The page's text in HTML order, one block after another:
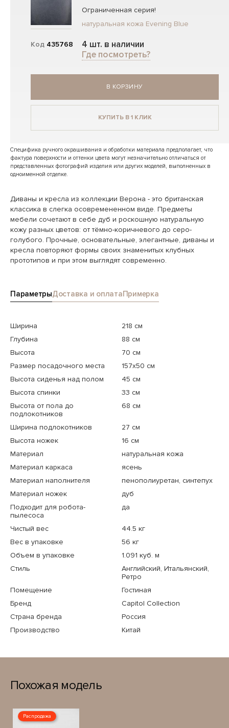
Код 435768
Ограниченная серия!
натуральная кожа Evening Blue
4 шт. в наличии
Где посмотреть?
В КОРЗИНУ
КУПИТЬ В 1 КЛИК
Специфика ручного окрашивания и обработки материала предполагает, что
фактура поверхности и оттенки цвета могут незначительно отличаться от
представленных фотографий изделия или других моделей, выполненных в
одноименной отделке.
Диваны и кресла из коллекции Верона - это британская
классика в слегка осовремененном виде. Предметы
мебели сочетают в себе дуб и роскошную натуральную
кожу разных цветов: от тёмно-коричневого до серо-
голубого. Прочные, основательные, элегантные, диваны и
кресла повторяют формы своих знаменитых клубных
прототипов и при этом выглядят современно.
ПараметрыДоставка и оплатаПримерка
Ширина
218 см
Глубина
88 см
Высота
70 см
Размер посадочного места
157x50 см
Высота сиденья над полом
45 см
Высота спинки
33 см
Высота от пола до
подлокотников
68 см
Ширина подлокотников
27 см
Высота ножек
16 см
Материал
натуральная кожа
Материал каркаса
ясень
Материал наполнителя
пенополиуретан, синтепух
Материал ножек
дуб
Подходит для робота-
пылесоса
да
Чистый вес
44.5 кг
Вес в упаковке
56 кг
Объем в упаковке
1.091 куб. м
Стиль
Английский, Итальянский,
Ретро
Помещение
Гостиная
Бренд
Capitol Collection
Страна бренда
Россия
Производство
Китай
Похожая модель
Распродажа